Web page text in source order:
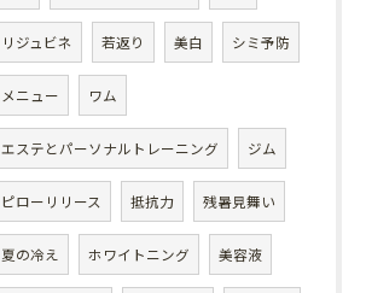
リジュビネ 若返り 美白 シミ予防
メニュー ワム
エステとパーソナルトレーニング ジム
ピローリリース 抵抗力 残暑見舞い
夏の冷え ホワイトニング 美容液